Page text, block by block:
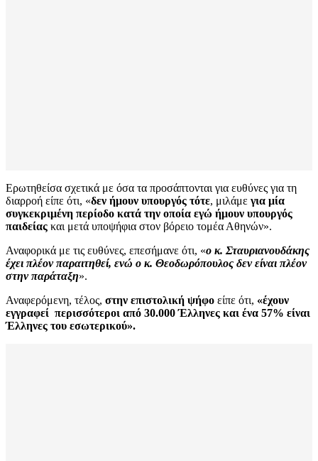
Ερωτηθείσα σχετικά με όσα τα προσάπτονται για ευθύνες για τη
διαρροή είπε ότι, «δεν ήμουν υπουργός τότε, μιλάμε για μία
συγκεκριμένη περίοδο κατά την οποία εγώ ήμουν υπουργός
παιδείας και μετά υποψήφια στον βόρειο τομέα Αθηνών».
Αναφορικά με τις ευθύνες, επεσήμανε ότι, «ο κ. Σταυριανουδάκης
έχει πλέον παραιτηθεί, ενώ ο κ. Θεοδωρόπουλος δεν είναι πλέον
στην παράταξη».
Αναφερόμενη, τέλος, στην επιστολική ψήφο είπε ότι, «έχουν
εγγραφεί περισσότεροι από 30.000 Έλληνες και ένα 57% είναι
Έλληνες του εσωτερικού».